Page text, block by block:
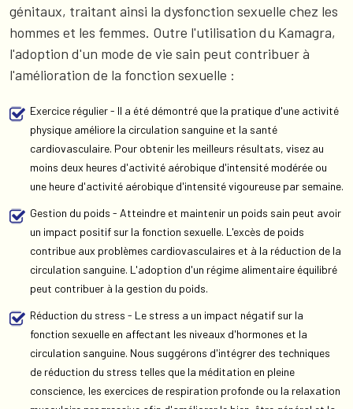
génitaux, traitant ainsi la dysfonction sexuelle chez les
hommes et les femmes. Outre l'utilisation du Kamagra,
l'adoption d'un mode de vie sain peut contribuer à
l'amélioration de la fonction sexuelle :
Exercice régulier - Il a été démontré que la pratique d'une activité
physique améliore la circulation sanguine et la santé
cardiovasculaire. Pour obtenir les meilleurs résultats, visez au
moins deux heures d'activité aérobique d'intensité modérée ou
une heure d'activité aérobique d'intensité vigoureuse par semaine.
Gestion du poids - Atteindre et maintenir un poids sain peut avoir
un impact positif sur la fonction sexuelle. L'excès de poids
contribue aux problèmes cardiovasculaires et à la réduction de la
circulation sanguine. L'adoption d'un régime alimentaire équilibré
peut contribuer à la gestion du poids.
Réduction du stress - Le stress a un impact négatif sur la
fonction sexuelle en affectant les niveaux d'hormones et la
circulation sanguine. Nous suggérons d'intégrer des techniques
de réduction du stress telles que la méditation en pleine
conscience, les exercices de respiration profonde ou la relaxation